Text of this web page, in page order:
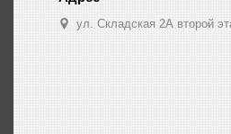
ул. Складская 2А второй